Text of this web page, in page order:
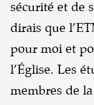
sécurité et de
dirais que
pour moi et
l’Église. Les
membres de